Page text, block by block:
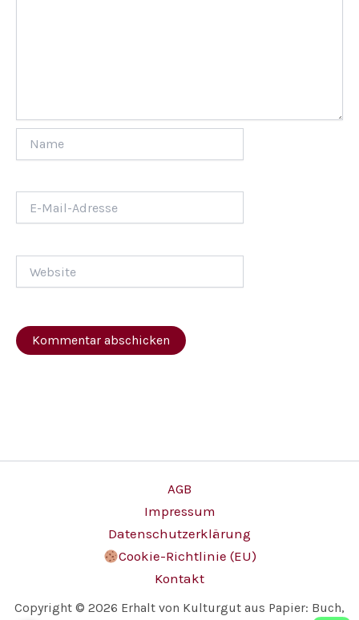
Mail-
AGB
Impressum
Datenschutzerklärung
Cookie-Richtlinie (EU)
Kontakt
Copyright © 2026 Erhalt von Kulturgut aus Papier: Buch,